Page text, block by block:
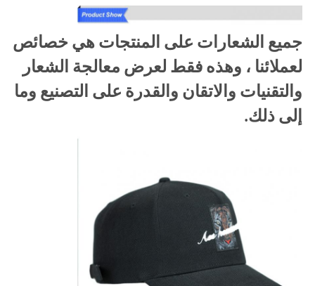
جميع الشعارات على المنتجات هي خصائص
لعملائنا ، وهذه فقط لعرض معالجة الشعار
والتقنيات والاتقان والقدرة على التصنيع وما
إلى ذلك.